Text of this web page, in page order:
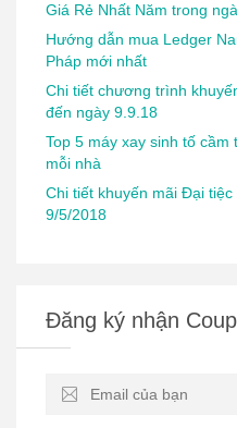
Giá Rẻ Nhất Năm trong
Hướng dẫn mua Ledger
Pháp mới nhất
Chi tiết chương trình
đến ngày 9.9.18
Top 5 máy xay sinh tố
mỗi nhà
Chi tiết khuyến mãi Đại
9/5/2018
Đăng ký nhận